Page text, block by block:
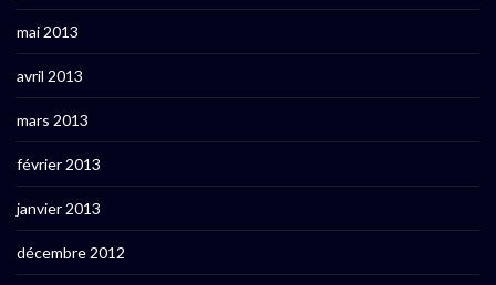
mai 2013
avril 2013
mars 2013
février 2013
janvier 2013
décembre 2012